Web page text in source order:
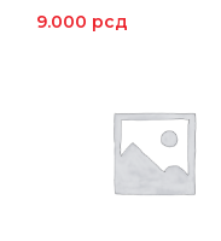
9.000 рсд